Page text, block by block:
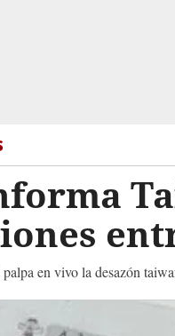
en vivo la desazón